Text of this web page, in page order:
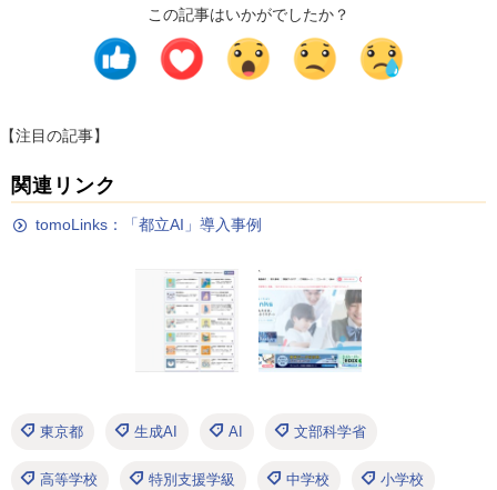
この記事はいかがでしたか？
【注目の記事】
関連リンク
tomoLinks：「都立AI」導入事例
東京都 生成AI AI 文部科学省
高等学校 特別支援学級 中学校 小学校